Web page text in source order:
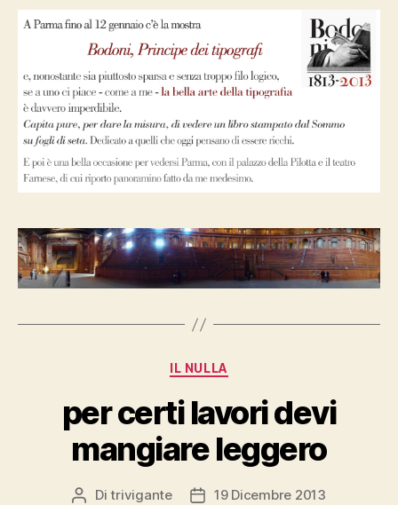
bravissimo
tutti
(pari
manuzio,
Categorie
IL NULLA
per certi lavori devi
mangiare leggero
Autore
Ditrivigante
Data19 Dicembre 2013